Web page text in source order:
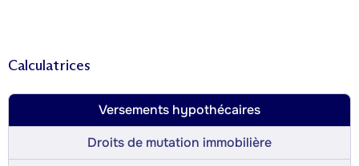
Calculatrices
Versements hypothécaires
Droits de mutation immobilière